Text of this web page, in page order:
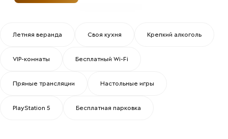
Летняя веранда Своя куxня Крепкий алкоголь
VIP-комнаты Бесплатный Wi-Fi
Прямые трансляции Настольные игры
PlayStation 5 Бесплатная парковка